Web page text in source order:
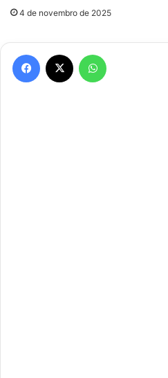
4 de novembro de 2025
Facebook